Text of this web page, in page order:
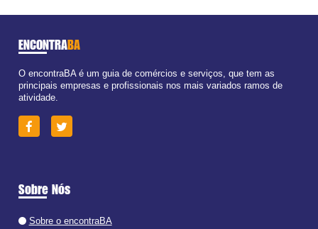
ENCONTRABA
O encontraBA é um guia de comércios e serviços, que tem as
principais empresas e profissionais nos mais variados ramos de
atividade.
Sobre Nós
Sobre o encontraBA